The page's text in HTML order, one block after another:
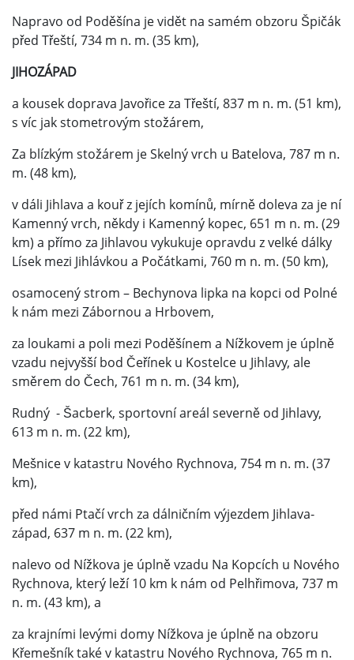
Napravo od Poděšína je vidět na samém obzoru Špičák
před Třeští, 734 m n. m. (35 km),
JIHOZÁPAD
a kousek doprava Javořice za Třeští, 837 m n. m. (51 km),
s víc jak stometrovým stožárem,
Za blízkým stožárem je Skelný vrch u Batelova, 787 m n.
m. (48 km),
v dáli Jihlava a kouř z jejích komínů, mírně doleva za je ní
Kamenný vrch, někdy i Kamenný kopec, 651 m n. m. (29
km) a přímo za Jihlavou vykukuje opravdu z velké dálky
Lísek mezi Jihlávkou a Počátkami, 760 m n. m. (50 km),
osamocený strom – Bechynova lipka na kopci od Polné
k nám mezi Zábornou a Hrbovem,
za loukami a poli mezi Poděšínem a Nížkovem je úplně
vzadu nejvyšší bod Čeřínek u Kostelce u Jihlavy, ale
směrem do Čech, 761 m n. m. (34 km),
Rudný - Šacberk, sportovní areál severně od Jihlavy,
613 m n. m. (22 km),
Mešnice v katastru Nového Rychnova, 754 m n. m. (37
km),
před námi Ptačí vrch za dálničním výjezdem Jihlava-
západ, 637 m n. m. (22 km),
nalevo od Nížkova je úplně vzadu Na Kopcích u Nového
Rychnova, který leží 10 km k nám od Pelhřimova, 737 m
n. m. (43 km), a
za krajními levými domy Nížkova je úplně na obzoru
Křemešník také v katastru Nového Rychnova, 765 m n.